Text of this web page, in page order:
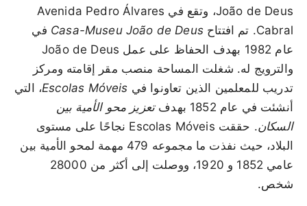
João de Deus، وتقع في Avenida Pedro Álvares
Cabral. تم افتتاح
Casa-Museu João de Deus في
عام 1982 بهدف الحفاظ على عمل João de Deus
والترويج له. شغلت المساحة منصب مقر إقامته ومركز
تدريب للمعلمين الذين تعاونوا في Escolas Móveis، التي
أنشئت في عام 1852 بهدف
تعزيز محو الأمية بين
السكان
. حققت Escolas Móveis نجاحًا على مستوى
البلاد، حيث نفذت ما مجموعه 479 مهمة لمحو الأمية بين
عامي 1852 و 1920، ووصلت إلى أكثر من 28000
شخص.